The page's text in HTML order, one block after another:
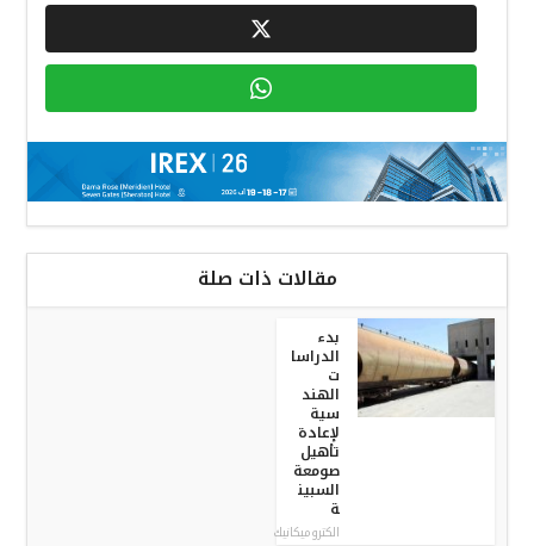
مقالات ذات صلة
الكتروميكانيك
بدء
الدراسا
ت
الهند
سية
لإعادة
تأهيل
صومعة
السبين
ة